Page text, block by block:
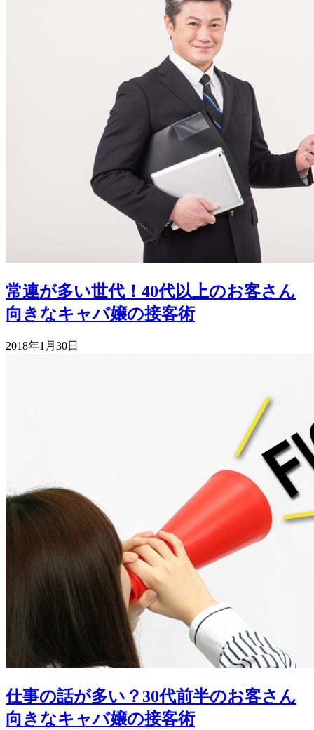
常連が多い世代！40代以上のお客さん
向きなキャバ嬢の接客術
2018年1月30日
仕事の話が多い？30代前半のお客さん
向きなキャバ嬢の接客術